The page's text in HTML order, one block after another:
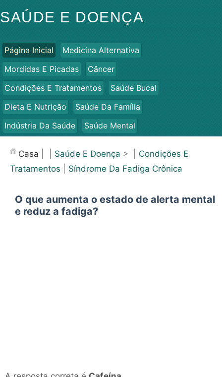
SAÚDE E DOENÇA
Página Inicial
Medicina Alternativa
Mordidas E Picadas
Câncer
Condições E Tratamentos
Saúde Bucal
Dieta E Nutrição
Saúde Da Família
Indústria Da Saúde
Saúde Mental
Saúde
Casa Saúde E Doença > | Condições E
Tratamentos
Síndrome Da Fadiga Crônica
O que aumenta o estado de alerta mental
e reduz a fadiga?